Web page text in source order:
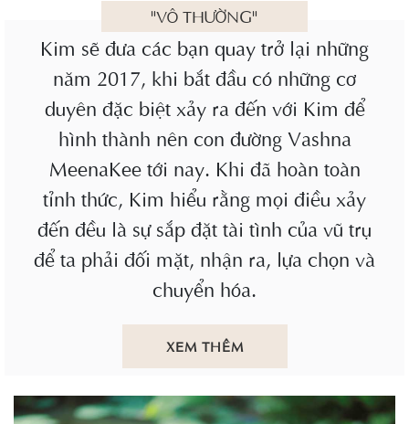
"VÔ THƯỜNG"
Kim sẽ đưa các bạn quay trở lại những
năm 2017, khi bắt đầu có những cơ
duyên đặc biệt xảy ra đến với Kim để
hình thành nên con đường Vashna
MeenaKee tới nay. Khi đã hoàn toàn
tỉnh thức, Kim hiểu rằng mọi điều xảy
đến đều là sự sắp đặt tài tình của vũ trụ
để ta phải đối mặt, nhận ra, lựa chọn và
chuyển hóa.
XEM THÊM